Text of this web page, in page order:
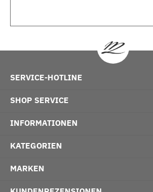
SERVICE-HOTLINE
SHOP SERVICE
INFORMATIONEN
KATEGORIEN
MARKEN